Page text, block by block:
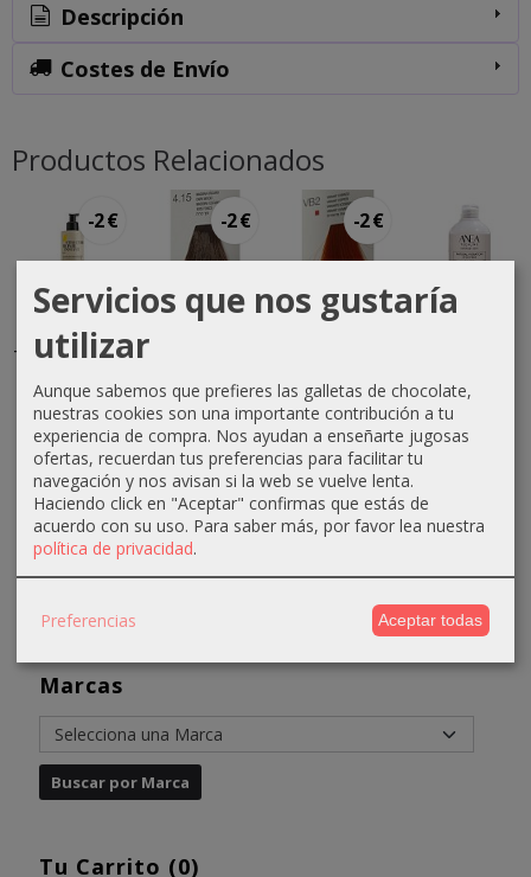
Marcas
Tu Carrito (0)
Descripción
Costes de Envío
Productos Relacionados
-2 €
Instant
Treatment
SR 250ml
Kosswell
17,49 €
19,49 €
-2 €
N4.15
Madera
Oscuro...
4,31 €
6,61 €
-2 €
NVB2
Vibrant
Cobrizo...
4,31 €
Champú
Hidratante...
5,48 €
Servicios que nos gustaría
utilizar
Aunque sabemos que prefieres las galletas de chocolate,
nuestras cookies son una importante contribución a tu
experiencia de compra. Nos ayudan a enseñarte jugosas
ofertas, recuerdan tus preferencias para facilitar tu
navegación y nos avisan si la web se vuelve lenta.
Haciendo click en "Aceptar" confirmas que estás de
acuerdo con su uso. Para saber más, por favor lea nuestra
política de privacidad.
Preferencias Aceptar todas